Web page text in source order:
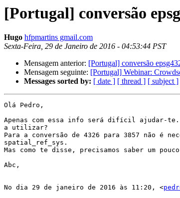
[Portugal] conversão
Hugo hfpmartins gmail.com
Sexta-Feira, 29 de Janeiro de 2016 - 04:53:44 PST
Mensagem anterior: [Portugal] conversão
Mensagem seguinte: [Portugal] Webinar:
Messages sorted by: [ date ] [ thread ] [ subject ]
Olá Pedro,
Apenas com essa info será difícil ajudar-te.
a utilizar?
Para a conversão de 4326 para 3857 não é
spatial_ref_sys.
Mas como te disse, precisamos saber um
Abc,
No dia 29 de janeiro de 2016 às 11:20, <